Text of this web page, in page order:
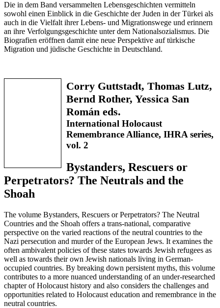
Die in dem Band versammelten Lebensgeschichten vermitteln
sowohl einen Einblick in die Geschichte der Juden in der Türkei als
auch in die Vielfalt ihrer Lebens- und Migrationswege und erinnern
an ihre Verfolgungsgeschichte unter dem Nationalsozialismus. Die
Biografien eröffnen damit eine neue Perspektive auf türkische
Migration und jüdische Geschichte in Deutschland.
Corry Guttstadt, Thomas Lutz,
Bernd Rother, Yessica San
Román eds.
International Holocaust
Remembrance Alliance, IHRA series,
vol. 2
Bystanders, Rescuers or
Perpetrators? The Neutrals and the
Shoah
The volume Bystanders, Rescuers or Perpetrators? The Neutral
Countries and the Shoah offers a trans-national, comparative
perspective on the varied reactions of the neutral countries to the
Nazi persecution and murder of the European Jews. It examines the
often ambivalent policies of these states towards Jewish refugees as
well as towards their own Jewish nationals living in German-
occupied countries. By breaking down persistent myths, this volume
contributes to a more nuanced understanding of an under-researched
chapter of Holocaust history and also considers the challenges and
opportunities related to Holocaust education and remembrance in the
neutral countries.